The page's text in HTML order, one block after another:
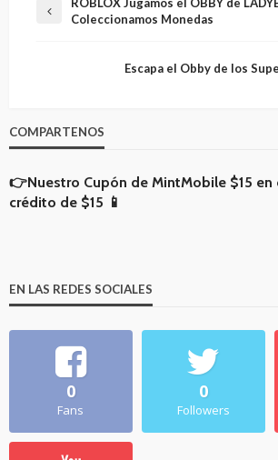
Coleccionamos Monedas
Escapa el Obby de los
COMPARTENOS
👉Nuestro Cupón de MintMobile $15 en
crédito de $15 📱
EN LAS REDES SOCIALES
0
Fans
0
Followers